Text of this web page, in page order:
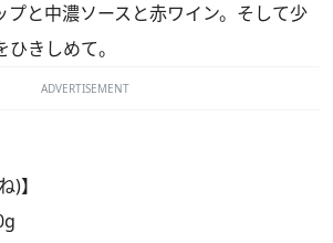
と中濃ソースと赤ワイン。そして少
きしめて。
ADVERTISEMENT
)】